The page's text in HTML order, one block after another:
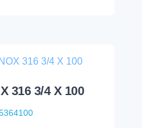
316 3/4 X 100